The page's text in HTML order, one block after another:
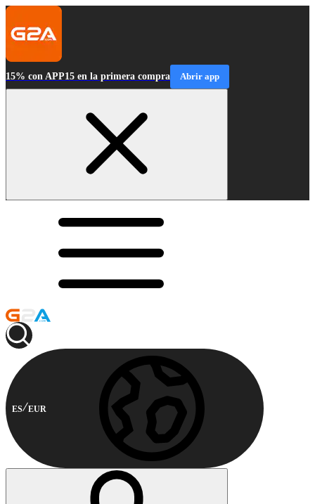
15% con APP15 en la primera compra Abrir app
ES EUR